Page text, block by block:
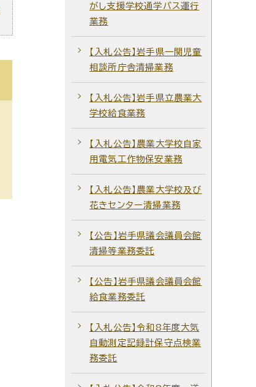
がし支援学校通学バス運行
業務
【入札公告】岩手県一関児童
相談所庁舎清掃業務
【入札公告】岩手県立農業大
学校給食業務
【入札公告】農業大学校自家
用電気工作物保安業務
【入札公告】農業大学校及び
花きセンター清掃業務
【公告】岩手県議会議員会館
清掃等業務委託
【公告】岩手県議会議員会館
給食業務委託
【入札公告】令和8年度大気
自動測定記録計保守点検業
務委託